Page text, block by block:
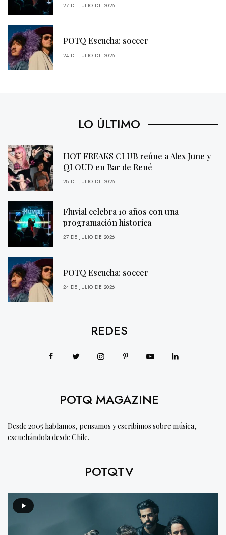
27 DE JULIO DE 2026
POTQ Escucha: soccer
24 DE JULIO DE 2026
LO ÚLTIMO
HOT FREAKS CLUB reúne a Alex June y
QLOUD en Bar de René
28 DE JULIO DE 2026
Fluvial celebra 10 años con una
programación historica
27 DE JULIO DE 2026
POTQ Escucha: soccer
24 DE JULIO DE 2026
REDES
POTQ MAGAZINE
Desde 2005 hablamos, pensamos y escribimos sobre música,
escuchándola desde Chile.
POTQTV